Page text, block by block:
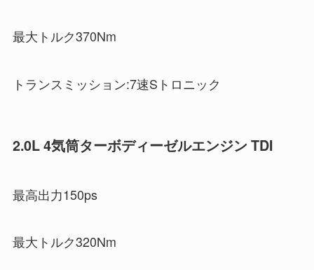
最大トルク370Nm
トランスミッション:7速Sトロニック
2.0L 4気筒ターボディーゼルエンジン TDI
最高出力150ps
最大トルク320Nm